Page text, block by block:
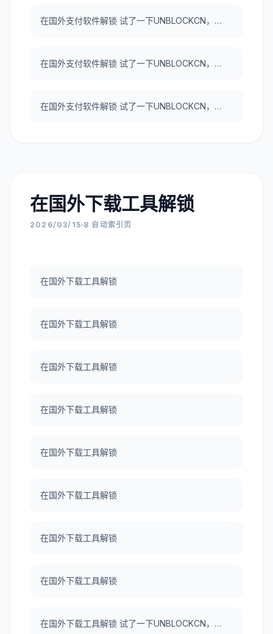
在国外支付软件解锁 试了一下UNBLOCKCN，真好用。
在国外支付软件解锁 试了一下UNBLOCKCN，真好用。
在国外支付软件解锁 试了一下UNBLOCKCN，真好用。
在国外下载工具解锁
2026/03/15 8 自动索引页
在国外下载工具解锁
在国外下载工具解锁
在国外下载工具解锁
在国外下载工具解锁
在国外下载工具解锁
在国外下载工具解锁
在国外下载工具解锁
在国外下载工具解锁
在国外下载工具解锁 试了一下UNBLOCKCN，真好用。